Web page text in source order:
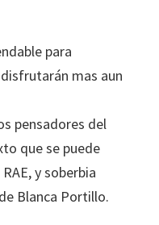
para
mas aun
pensadores del
que se puede
y soberbia
Blanca Portillo.